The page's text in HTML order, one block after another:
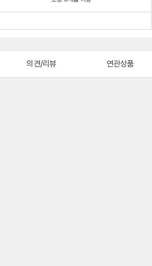
의견/리뷰 연관상품